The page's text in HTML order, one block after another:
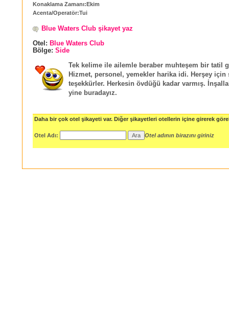
Konaklama Zamanı:Ekim
Acenta/Operatör:Tui
Blue Waters Club şikayet yaz
Otel: Blue Waters Club
Bölge: Side
Tek kelime ile ailemle beraber muhteşem bir tatil
Hizmet, personel, yemekler harika idi. Herşey için
teşekkürler. Herkesin övdüğü kadar varmış.
yine buradayız.
Daha bir çok otel şikayeti var. Diğer şikayetleri otellerin içine girerek
Otel Adı: Otel adının birazını giriniz